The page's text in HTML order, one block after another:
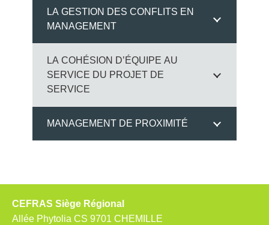
LA GESTION DES CONFLITS EN
MANAGEMENT
LA COHÉSION D’ÉQUIPE AU
SERVICE DU PROJET DE
SERVICE
MANAGEMENT DE PROXIMITÉ
CEFRAS Siège Régional
Allée Phytolia CS 9701 CHEMILLE